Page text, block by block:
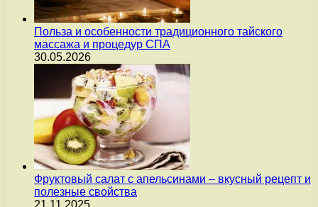
Польза и особенности традиционного тайского
массажа и процедур СПА
30.05.2026
Фруктовый салат с апельсинами – вкусный рецепт и
полезные свойства
21.11.2025